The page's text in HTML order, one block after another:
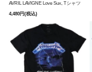
AVRIL LAVIGNE Love Sux, Tシャツ
4,480円(税込)